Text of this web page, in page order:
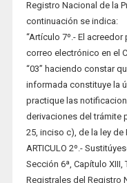
Registro Nacional de la
continuación se indica:
“Artículo 7º.- El
correo electrónico en el
“03” haciendo constar
informada constituye la
practique las
derivaciones del trámite
25, inciso c), de la ley de
ARTICULO 2º.-
Sección 6ª, Capítulo
Registrales del Registro